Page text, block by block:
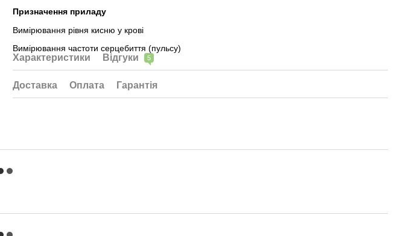
Призначення приладу
Вимірювання рівня кисню у крові
Вимірювання частоти серцебиття (пульсу)
Характеристики Відгуки 5
Доставка Оплата Гарантія